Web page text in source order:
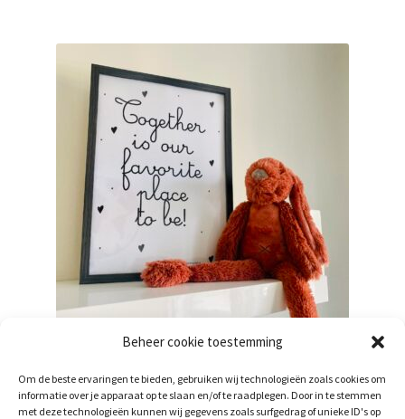
Beheer cookie toestemming
Om de beste ervaringen te bieden, gebruiken wij technologieën zoals cookies om
informatie over je apparaat op te slaan en/of te raadplegen. Door in te stemmen
met deze technologieën kunnen wij gegevens zoals surfgedrag of unieke ID's op
€1,50 incl. btw